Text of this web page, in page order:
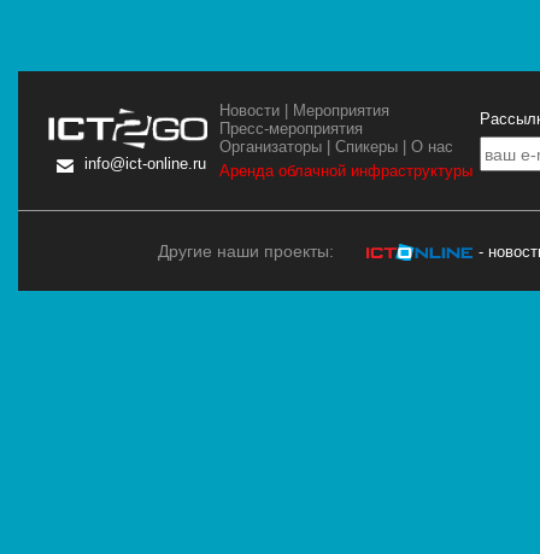
info@ict-online.ru
Новости
Мероприятия
Пресс-мероприятия
Организаторы |Спикеры |О нас
Аренда облачной инфраструктуры
Другие наши проекты: -